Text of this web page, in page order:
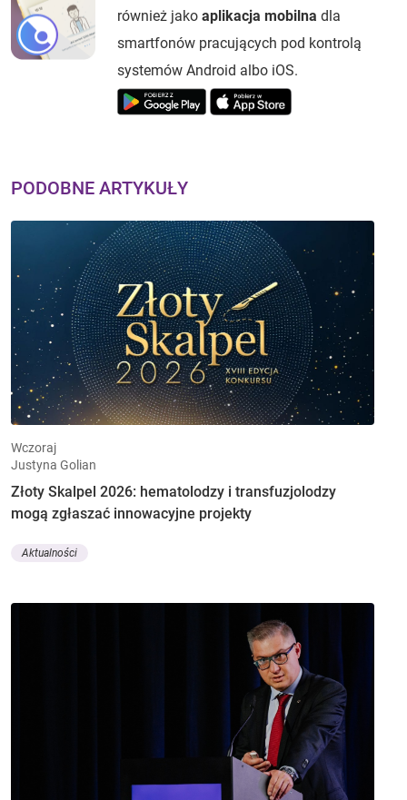
również jako aplikacja mobilna dla
smartfonów pracujących pod kontrolą
systemów Android albo iOS.
PODOBNE ARTYKUŁY
Wczoraj
Justyna Golian
Złoty Skalpel 2026: hematolodzy i transfuzjolodzy
mogą zgłaszać innowacyjne projekty
Aktualności